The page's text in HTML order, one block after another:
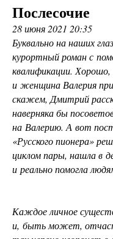
Послесочие
28 июня 2021 20:35
Буквально на наших
курортный роман с
квалификации.
и женщина Валерия
скажем, Дмитрий
наверняка бы
на Валерию. А вот
«Русского пионера»
циклом пары, нашла в
и реально помогла
Каждое личное
и, быть может,